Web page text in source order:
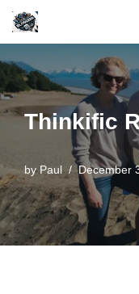
Skip
to
content
Thinkific
by Paul December